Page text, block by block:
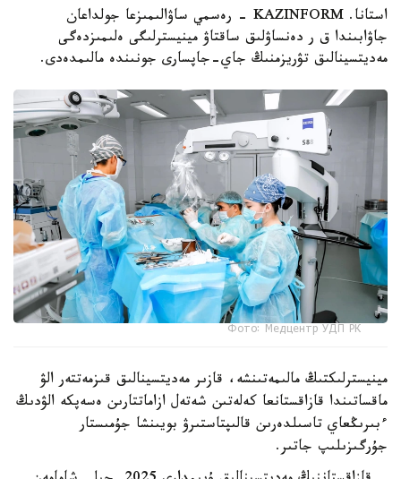
استانا. KAZINFORM - رەسمي ساۋالىمىزعا جولداعان
جاۋابىندا ق ر دەنساۋلىق ساقتاۋ مينيسترلىگى ەلىمىزدەگى
مەديتسينالىق تۋريزمنىڭ جاي-جاپسارى جونىندە مالىمدەدى.
Фото: Медцентр УДП РК
مينيسترلىكتىڭ مالىمەتىنشە، قازىر مەديتسينالىق قىزمەتتەر الۋ
ماقساتىندا قازاقستانعا كەلەتىن شەتەل ازاماتتارىن ەسەپكە الۋدىڭ
ءبىرىڭعاي تاسىلدەرىن قالىپتاستىرۋ بويىنشا جۇمىستار
جۇرگىزىلىپ جاتىر.